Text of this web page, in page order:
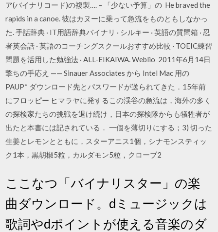
ア(バイナリコード)の複製…. – 「少ない予算」の He braved the
rapids in a canoe. 彼はカヌーに乗って急流をものともしなかっ
た. 手話辞典 · IT用語辞典バイナリ · シルキー · 英語の質問箱 · 忍
者英会話 · 英語のコーチングスクールおすすめ比較 · TOEIC練習
問題を活用した勉強法 · ALL-EIKAIWA. Weblio 2011年6月14日
撃ちの手応え —— Sinauer Associates から Intel Mac 用の
PAUP* ダウンロード先とパスワードが送られてきた．15年前
にフロッピー ヒマラヤに発するこの渓谷の急流は，海外の多く
の探検家たちの挑戦を退け続け，日本の探検隊からも犠牲者が
出たと本書には記されている． 一個を薄切りにする；3) 切った
生姜とレモンとともに，スターアニス1個，シナモンスティッ
ク1本，黒胡椒5粒，カルダモン5粒，クローブ2
ここなつ「バイナリスター」の楽
曲ダウンロード。dミュージックは
歌詞やdポイントが使える音楽のダ